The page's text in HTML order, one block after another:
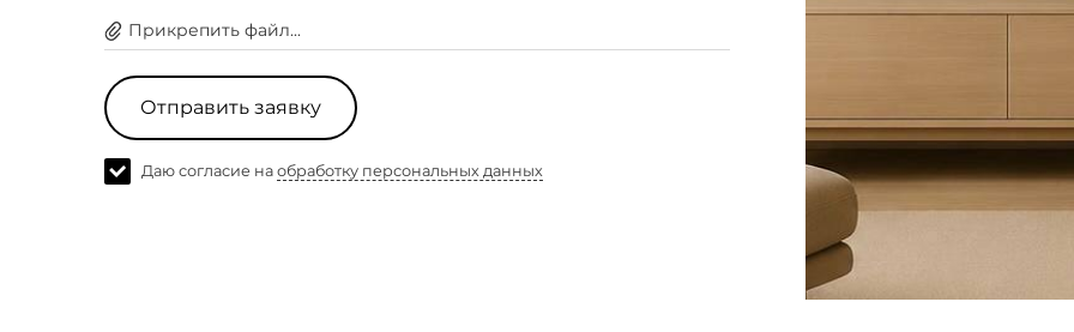
Даю согласие на обработку персональных данных
Прикрепить файл...
Отправить заявку
Даю согласие на обработку персональных данных